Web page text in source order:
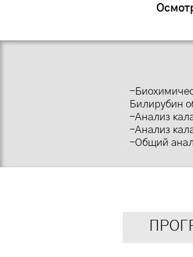
-
Билирубин
-Анализ
-Анализ
-Общий